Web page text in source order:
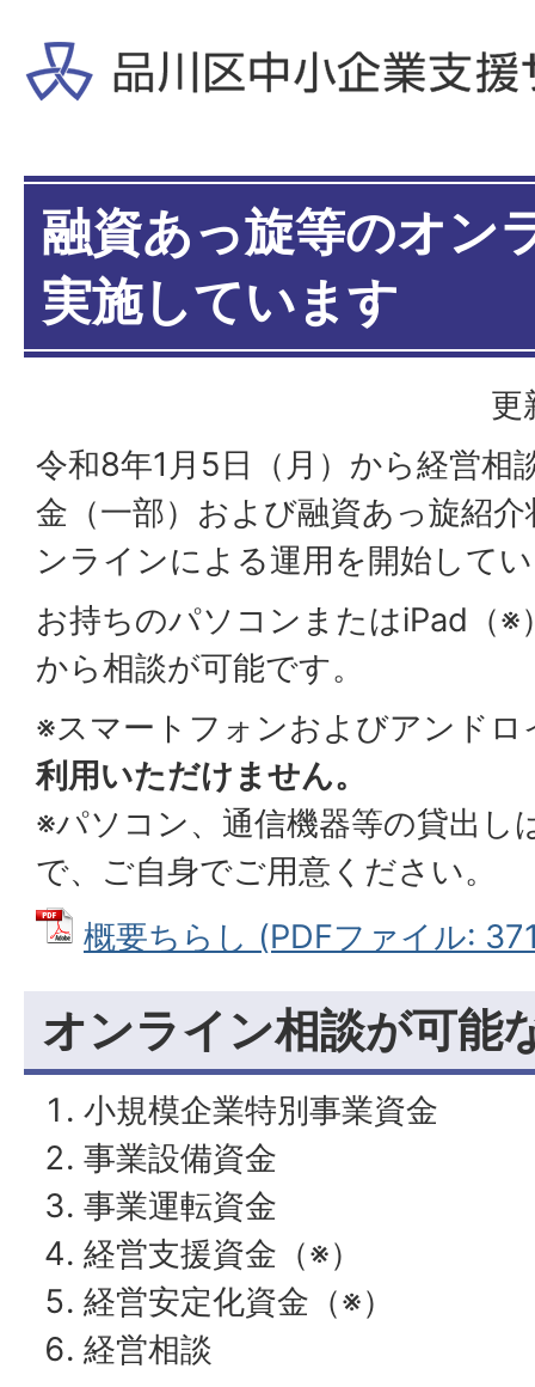
融資あっ旋等のオン
実施しています
更
令和8年1月5日（月）から経営相
金（一部）および融資あっ旋紹
ンラインによる運用を開始して
お持ちのパソコンまたはiPad（※
から相談が可能です。
※スマートフォンおよびアンド
利用いただけません。
※パソコン、通信機器等の貸出し
で、ご自身でご用意ください。
概要ちらし (PDFファイル:
オンライン相談が可能
小規模企業特別事業資金
事業設備資金
事業運転資金
経営支援資金（※）
経営安定化資金（※）
経営相談